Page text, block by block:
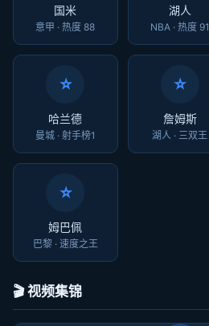
国米
意甲 · 热度 88
湖人
NBA · 热度 91
⭐
哈兰德
曼城 · 射手榜1
⭐
詹姆斯
湖人 · 三双王
⭐
姆巴佩
巴黎 · 速度之王
🎬 视频集锦